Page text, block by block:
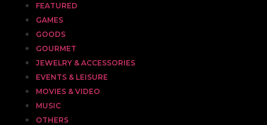
FEATURED
GAMES
GOODS
GOURMET
JEWELRY & ACCESSORIES
EVENTS & LEISURE
MOVIES & VIDEO
MUSIC
OTHERS